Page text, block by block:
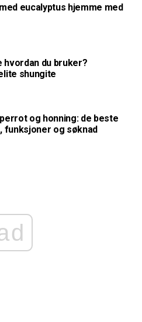
eucalyptus hjemme med
hvordan du bruker?
shungite
og honning: de beste
funksjoner og søknad